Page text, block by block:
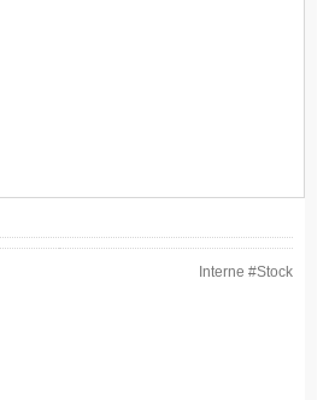
Interne #Stock